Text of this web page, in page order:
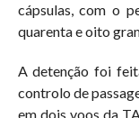
cápsulas, com o
quarenta e oito
A detenção foi
controlo de
em dois voos da